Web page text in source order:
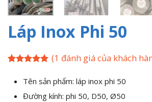
Láp Inox Phi 50
dựa trên
đánh giá
(1 đánh giá của khách
Tên sản phẩm: láp inox phi 50
Đường kính: phi 50, D50, Ø50